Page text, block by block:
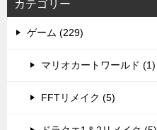
カテゴリー
ゲーム (229)
マリオカートワールド (1)
FFTリメイク (5)